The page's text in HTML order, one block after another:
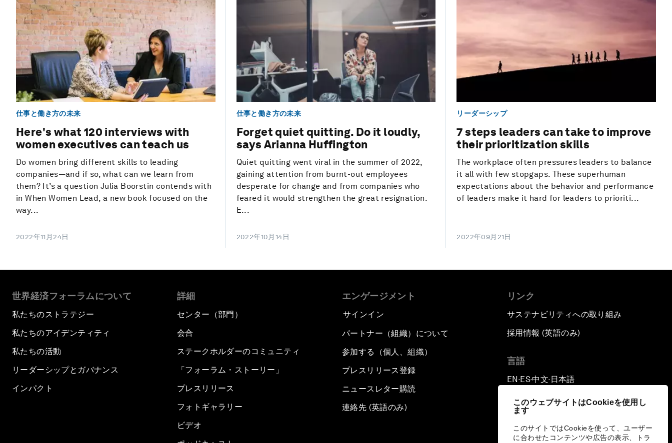
このウェブサイトはCookieを使用し
ます
このサイトではCookieを使って、ユーザー
に合わせたコンテンツや広告の表示、トラ
仕事と働き方の未来
Here's what 120 interviews with
women executives can teach us
Do women bring different skills to leading
companies—and if so, what can we learn from
them? It’s a question Julia Boorstin contends with
in When Women Lead, a new book focused on the
way...
2022年11月24日
仕事と働き方の未来
Forget quiet quitting. Do it loudly,
says Arianna Huffington
Quiet quitting went viral in the summer of 2022,
gaining attention from burnt-out employees
desperate for change and from companies who
feared it would strengthen the great resignation.
E...
2022年10月14日
リーダーシップ
7 steps leaders can take to improve
their prioritization skills
The workplace often pressures leaders to balance
it all with few stopgaps. These superhuman
expectations about the behavior and performance
of leaders make it hard for leaders to prioriti...
2022年09月21日
世界経済フォーラムについて
私たちのストラテジー
私たちのアイデンティティ
私たちの活動
リーダーシップとガバナンス
インパクト
詳細
センター（部門）
会合
ステークホルダーのコミュニティ
「フォーラム・ストーリー」
プレスリリース
フォトギャラリー
ビデオ
エンゲージメント
サインイン
パートナー（組織）について
参加する（個人、組織）
プレスリリース登録
ニュースレター購読
連絡先 (英語のみ)
リンク
サステナビリティへの取り組み
採用情報 (英語のみ)
言語
EN ▪ES▪中文▪ 日本語